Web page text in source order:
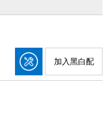
加入黑白配